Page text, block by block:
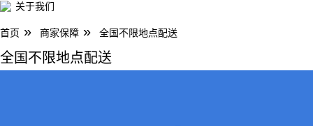
关于我们
首页 » 商家保障 » 全国不限地点配送
全国不限地点配送